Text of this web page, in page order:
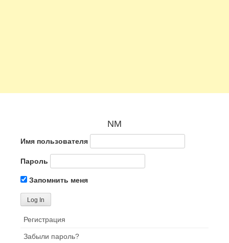
NM
Имя пользователя
Пароль
Запомнить меня
Регистрация
Забыли пароль?